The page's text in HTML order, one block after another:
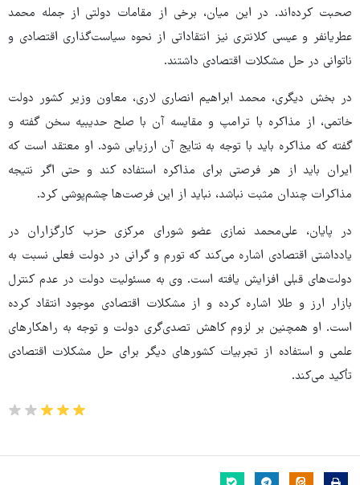
صحبت کرده‌اند. در این میان، برخی از مقامات دولتی از جمله محمد
عطریانفر و عیسی کلانتری نیز انتقاداتی از نحوه سیاست‌گذاری اقتصادی و
ناتوانی در حل مشکلات اقتصادی داشتند.
در بخش دیگری، محمد ابراهیم انصاری لاری، معاون وزیر کشور دولت
خاتمی، از مذاکره با ترامپ و مقایسه آن با صلح حدیبیه سخن گفته و
گفته که مذاکره باید با توجه به نتایج آن ارزیابی شود. او معتقد است که
ایران باید از هر فرصتی برای مذاکره استفاده کند و حتی اگر نتیجه
مذاکرات چندان مثبت نباشد، نباید از این فرصت‌ها چشم‌پوشی کرد.
در پایان، علی‌محمد نمازی عضو شورای مرکزی حزب کارگزاران در
یادداشتی اقتصادی اشاره می‌کند که تورم و گرانی در دولت فعلی نسبت به
دولت‌های قبلی افزایش یافته است. وی به مسئولیت دولت در عدم کنترل
بازار ارز و طلا اشاره کرده و از مشکلات اقتصادی موجود انتقاد کرده
است. او همچنین بر لزوم کاهش تصدی‌گری دولت و توجه به راهکارهای
علمی و استفاده از تجربیات کشورهای دیگر برای حل مشکلات اقتصادی
تأکید می‌کند.